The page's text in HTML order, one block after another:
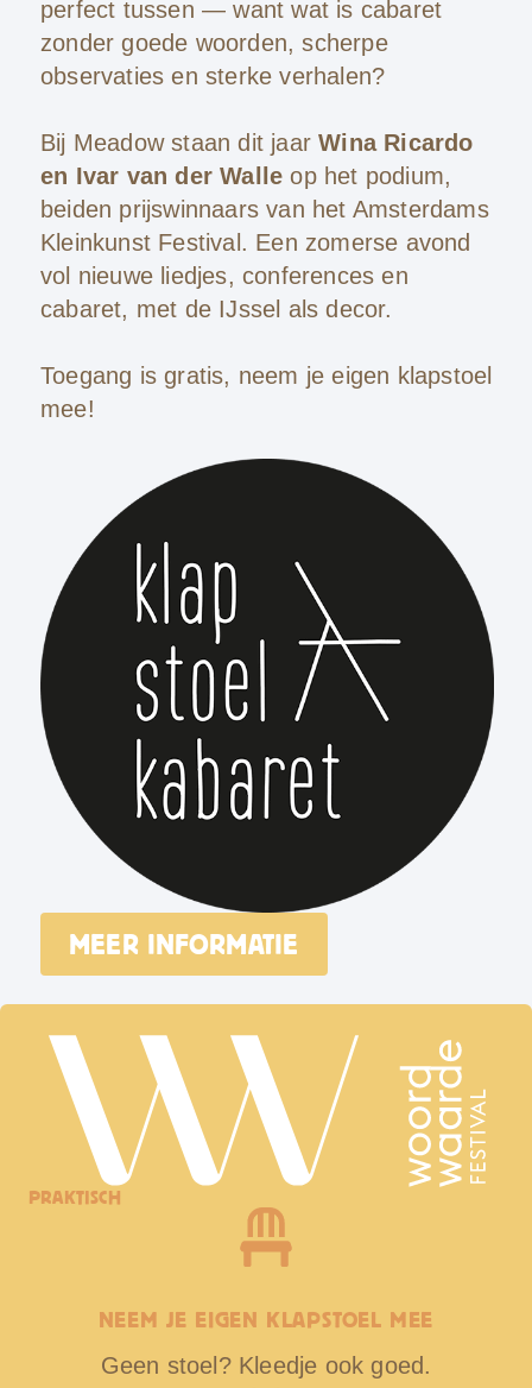
perfect tussen — want wat is cabaret
zonder goede woorden, scherpe
observaties en sterke verhalen?
Bij Meadow staan dit jaarWina Ricardo
en Ivar van der Walle op het podium,
beiden prijswinnaars van het Amsterdams
Kleinkunst Festival. Een zomerse avond
vol nieuwe liedjes, conferences en
cabaret, met de IJssel als decor.
Toegang is gratis, neem je eigen klapstoel
mee!
MEER INFORMATIE
PRAKTISCH
NEEM JE EIGEN KLAPSTOEL MEE
Geen stoel? Kleedje ook goed.